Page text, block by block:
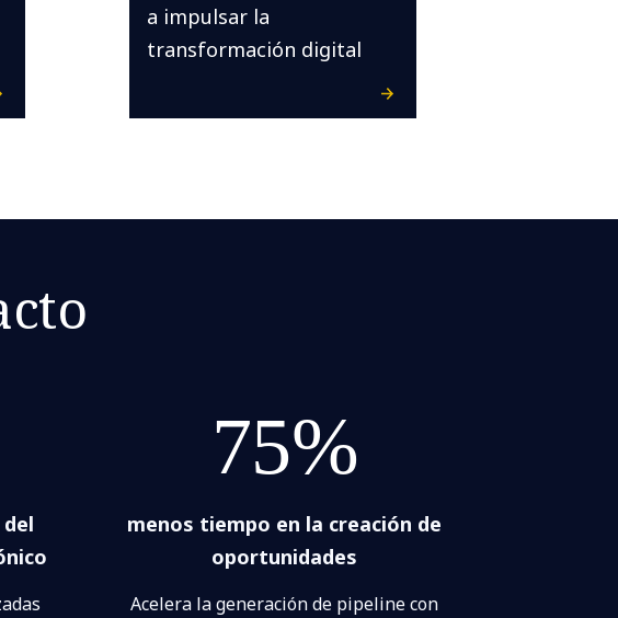
a impulsar la
transformación digital
75%
menos tiempo en la creación de
oportunidades
Acelera la generación de pipeline con